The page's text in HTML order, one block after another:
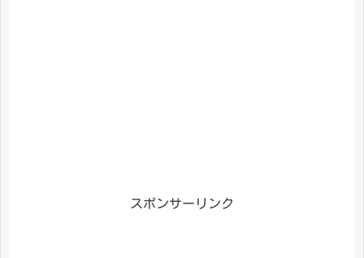
スポンサーリンク